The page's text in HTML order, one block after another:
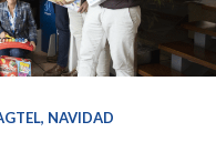
, NAVIDAD